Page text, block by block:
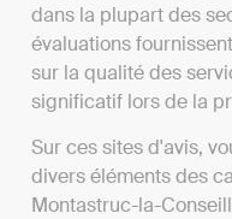
dans la plupart des
évaluations
sur la qualité des
significatif lors de la
Sur ces sites d'avis,
divers éléments des
Montastruc-la-